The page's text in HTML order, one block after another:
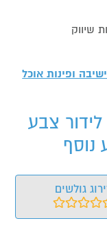
שיווק
ופינות אוכל
צבע
גולשים